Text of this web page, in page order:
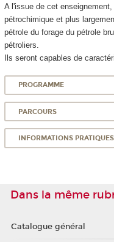
A l'issue de cet
pétrochimique et plus
pétrole du forage du pétrole
pétroliers.
Ils seront capables de
PROGRAMME
PARCOURS
INFORMATIONS PRATIQUES
Dans la même
Catalogue général